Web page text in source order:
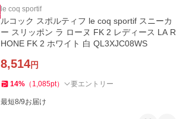
le coq sportif
ルコック スポルティフ le coq sportif スニーカ
ー スリッポン ラ ローヌ FK 2 レディース LA R
HONE FK 2 ホワイト 白 QL3XJC08WS
8,514円
14% （ 1,085pt） 要エントリー
最短8/9お届け